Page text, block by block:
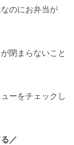
のにお弁当が
閉まらないこと
ーをチェックし
／